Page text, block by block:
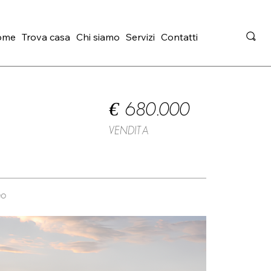
Trova casa Chi siamo Servizi Contatti
€ 680.000
VENDITA